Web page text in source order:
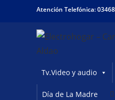
Atención Telefónica:
Tv.Video y audio
Día de La Madre